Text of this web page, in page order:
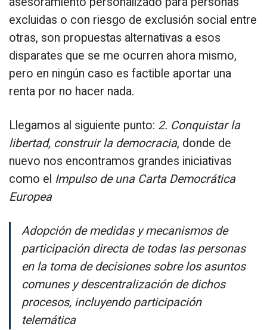
excluidas o con riesgo de exclusión social entre
otras, son propuestas alternativas a esos
disparates que se me ocurren ahora mismo,
pero en ningún caso es factible aportar una
renta por no hacer nada.
Llegamos al siguiente punto: 2. Conquistar la
libertad, construir la democracia, donde de
nuevo nos encontramos grandes iniciativas
como el Impulso de una Carta Democrática
Europea
Adopción de medidas y mecanismos de
participación directa de todas las personas
en la toma de decisiones sobre los asuntos
comunes y descentralización de dichos
procesos, incluyendo participación
telemática